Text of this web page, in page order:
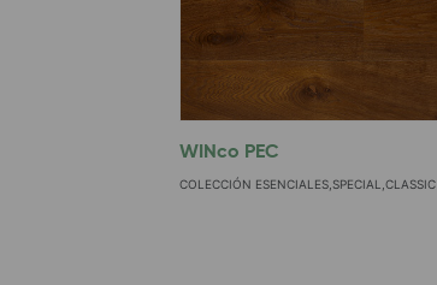
WINco PEC
COLECCIÓN ESENCIALES,SPECIAL,CLASSIC